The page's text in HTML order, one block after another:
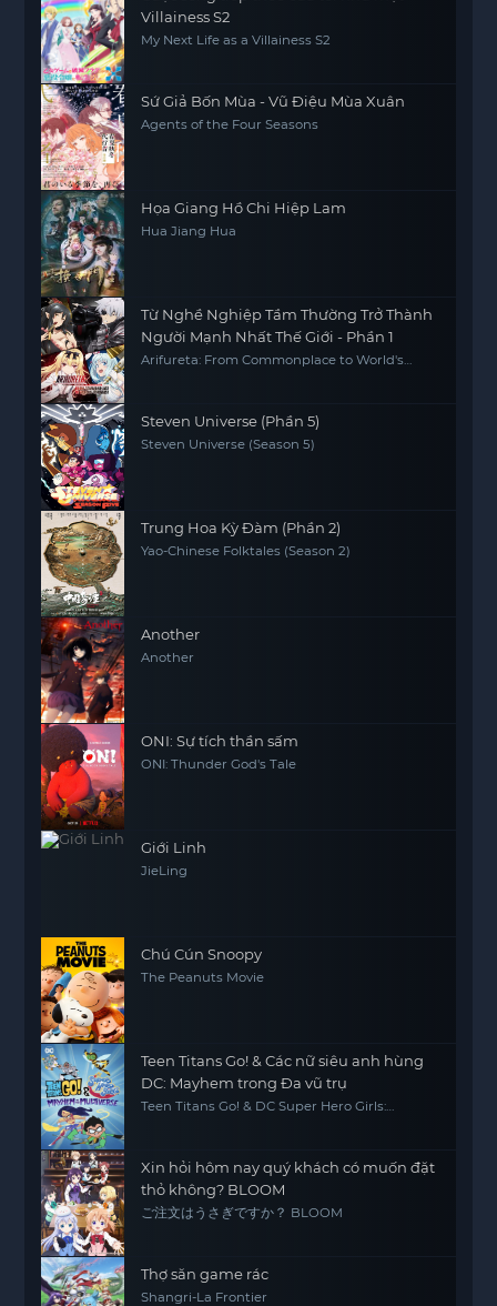
Villainess S2
My Next Life as a Villainess S2
Sứ Giả Bốn Mùa - Vũ Điệu Mùa Xuân
Agents of the Four Seasons
Họa Giang Hồ Chi Hiệp Lam
Hua Jiang Hua
Từ Nghề Nghiệp Tầm Thường Trở Thành
Người Mạnh Nhất Thế Giới - Phần 1
Arifureta: From Commonplace to World's
Steven Universe (Phần 5)
Steven Universe (Season 5)
Trung Hoa Kỳ Đàm (Phần 2)
Yao-Chinese Folktales (Season 2)
Another
Another
ONI: Sự tích thần sấm
ONI: Thunder God's Tale
Giới Linh
JieLing
Chú Cún Snoopy
The Peanuts Movie
Teen Titans Go! & Các nữ siêu anh hùng
DC: Mayhem trong Đa vũ trụ
Teen Titans Go! & DC Super Hero Girls:
Xin hỏi hôm nay quý khách có muốn đặt
thỏ không? BLOOM
ご注文はうさぎですか？ BLOOM
Thợ săn game rác
Shangri-La Frontier